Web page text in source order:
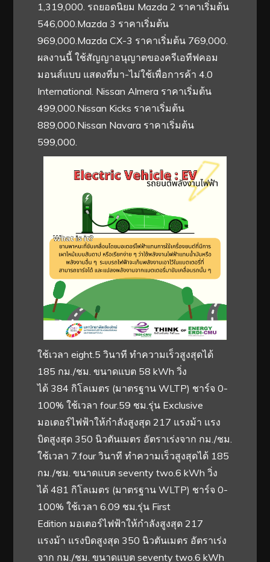
1,319,000. รถยอดนิยม Mazda 2 ราคาเริ่มต้น
546,000.Mazda 3 ราคาเริ่มต้น
969,000.Mazda CX-3 ราคาเริ่มต้น 769,000.
ผลงานนี้ ใช้สัญญาอนุญาตของครีเอทีฟคอม
มอนส์แบบ แสดงที่มา-ไม่ใช้เพื่อการค้า 4.0
International. Nissan Almera ราคาเริ่มต้น
499,000.Nissan Kicks ราคาเริ่มต้น
889,000.Nissan Navara ราคาเริ่มต้น
599,000.
ใช้เวลา eight.5 วินาที ทำความเร็วสูงสุดได้
185 กม./ชม. ขนาดแบต 58 kWh วิ่ง
ได้ 384 กิโลเมตร (มาตรฐาน WLTP) ชาร์จ 0-
100% ใช้เวลา four.59 ชม.รุ่น Exclusive
มอเตอร์ไฟฟ้าให้กำลังสูงสุด 217 แรงม้า แรง
บิดสูงสุด 350 นิวตันเมตร อัตราเร่งจาก กม./ชม.
ใช้เวลา 7.four วินาที ทำความเร็วสูงสุดได้ 185
กม./ชม. ขนาดแบต seventy two.6 kWh วิ่ง
ได้ 481 กิโลเมตร (มาตรฐาน WLTP) ชาร์จ 0-
100% ใช้เวลา 6.09 ชม.รุ่น First
Edition มอเตอร์ไฟฟ้าให้กำลังสูงสุด 217
แรงม้า แรงบิดสูงสุด 350 นิวตันเมตร อัตราเร่ง
จาก กม./ชม. ขนาดแบต seventy two.6 kWh